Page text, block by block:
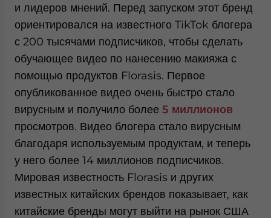
и лидеров мнений. Перед запуском этот бренд
ориентировался на известного TikTok блогера
с 200 тысячами подписчиков, чтобы сделать
обучающее видео по нанесению макияжа с
помощью продуктов Florasis. Первое
опубликованное видео очень быстро стало
вирусным и получило более 5 миллионов
просмотров. Видео блогера стало вирусным
благодаря используемым продуктам, и теперь
у него более 14 миллионов подписчиков.
Мировая известность Florasis и других
известных китайских брендов показывает, как
китайские бренды могут выйти на рынок США